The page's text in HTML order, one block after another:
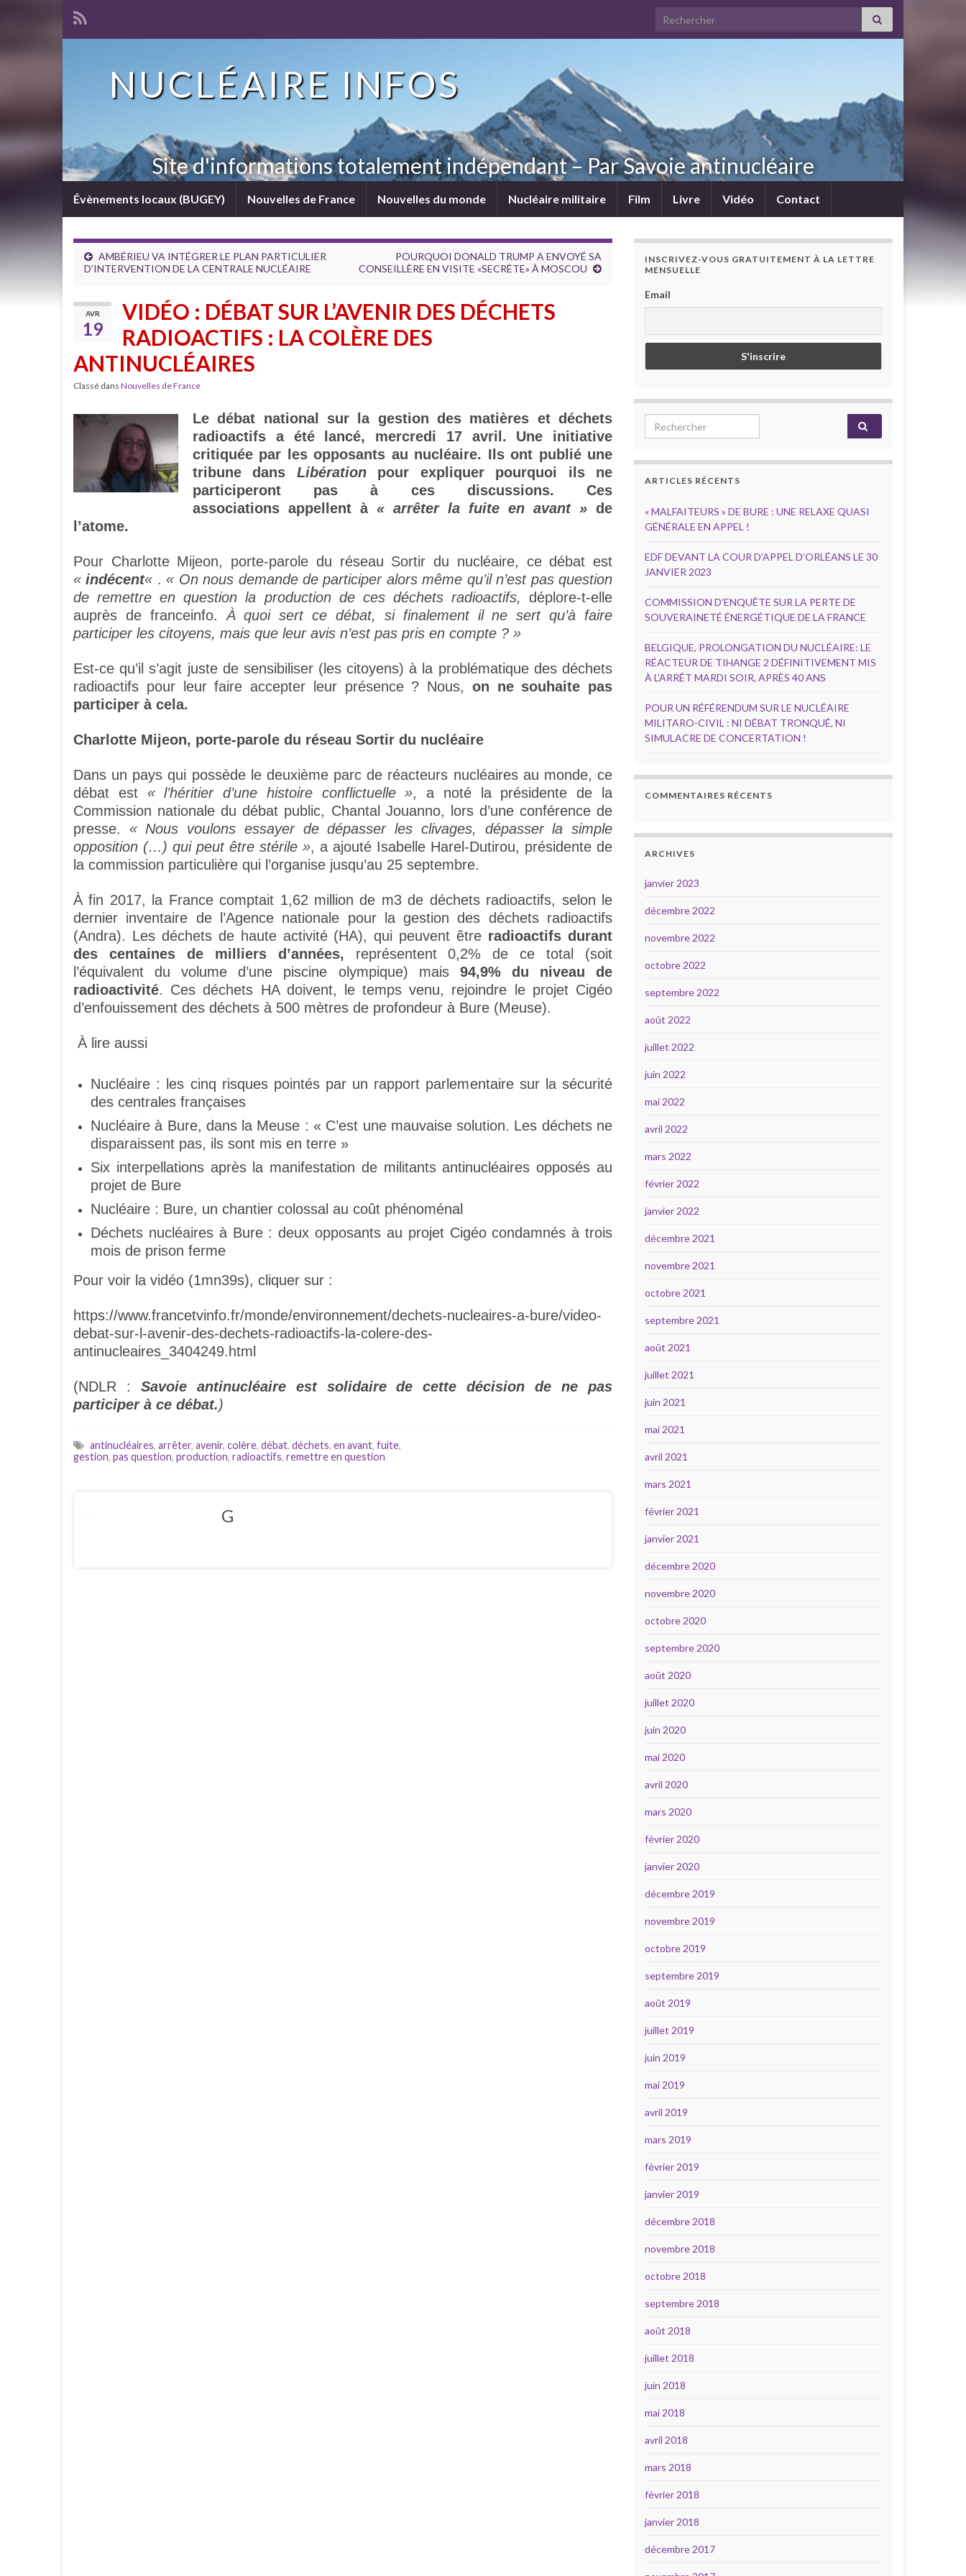
Search for:
NUCLÉAIRE INFOS
Site d'informations totalement indépendant – Par Savoie antinucléaire
Évènements locaux (BUGEY) Nouvelles de France Nouvelles du monde Nucléaire militaire Film Livre Vidéo Contact
AMBÉRIEU VA INTÉGRER LE PLAN PARTICULIER
D’INTERVENTION DE LA CENTRALE NUCLÉAIRE
POURQUOI DONALD TRUMP A ENVOYÉ SA
CONSEILLÈRE EN VISITE «SECRÈTE» À MOSCOU
AVR
19
VIDÉO : DÉBAT SUR L’AVENIR DES DÉCHETS
RADIOACTIFS : LA COLÈRE DES
ANTINUCLÉAIRES
Classé dans Nouvelles de France
Le débat national sur la gestion des matières et déchets
radioactifs a été lancé, mercredi 17 avril. Une initiative
critiquée par les opposants au nucléaire. Ils ont publié une
tribune dans Libérationpour expliquer pourquoi ils ne
participeront pas à ces discussions. Ces
associations appellent à « arrêter la fuite en avant » de
l’atome.
Pour Charlotte Mijeon, porte-parole du réseau Sortir du nucléaire, ce débat est
«indécent« . « On nous demande de participer alors même qu’il n’est pas question
de remettre en question la production de ces déchets radioactifs, déplore-t-elle
auprès de franceinfo. À quoi sert ce débat, si finalement il ne sert qu’à faire
participer les citoyens, mais que leur avis n’est pas pris en compte ? »
Est-ce qu’il s’agit juste de sensibiliser (les citoyens) à la problématique des déchets
radioactifs pour leur faire accepter leur présence ? Nous, on ne souhaite pas
participer à cela.
Charlotte Mijeon, porte-parole du réseau Sortir du nucléaire
Dans un pays qui possède le deuxième parc de réacteurs nucléaires au monde, ce
débat est « l’héritier d’une histoire conflictuelle », a noté la présidente de la
Commission nationale du débat public, Chantal Jouanno, lors d’une conférence de
presse. « Nous voulons essayer de dépasser les clivages, dépasser la simple
opposition (…) qui peut être stérile », a ajouté Isabelle Harel-Dutirou, présidente de
la commission particulière qui l’organise jusqu’au 25 septembre.
À fin 2017, la France comptait 1,62 million de m3 de déchets radioactifs, selon le
dernier inventaire de l’Agence nationale pour la gestion des déchets radioactifs
(Andra). Les déchets de haute activité (HA), qui peuvent être radioactifs durant
des centaines de milliers d’années, représentent 0,2% de ce total (soit
l’équivalent du volume d’une piscine olympique) mais 94,9% du niveau de
radioactivité. Ces déchets HA doivent, le temps venu, rejoindre le projet Cigéo
d’enfouissement des déchets à 500 mètres de profondeur à Bure (Meuse).
À lire aussi
Nucléaire : les cinq risques pointés par un rapport parlementaire sur la sécurité
des centrales françaises
Nucléaire à Bure, dans la Meuse : « C’est une mauvaise solution. Les déchets ne
disparaissent pas, ils sont mis en terre »
Six interpellations après la manifestation de militants antinucléaires opposés au
projet de Bure
Nucléaire : Bure, un chantier colossal au coût phénoménal
Déchets nucléaires à Bure : deux opposants au projet Cigéo condamnés à trois
mois de prison ferme
Pour voir la vidéo (1mn39s), cliquer sur :
https://www.francetvinfo.fr/monde/environnement/dechets-nucleaires-a-bure/video-
debat-sur-l-avenir-des-dechets-radioactifs-la-colere-des-
antinucleaires_3404249.html
(NDLR : Savoie antinucléaire est solidaire de cette décision de ne pas
participer à ce débat.)
antinucléaires, arrêter, avenir, colère, débat, déchets, en avant, fuite,
gestion, pas question, production, radioactifs, remettre en question
G
INSCRIVEZ-VOUS GRATUITEMENT À LA LETTRE
MENSUELLE
Email
Search for:
ARTICLES RÉCENTS
« MALFAITEURS » DE BURE : UNE RELAXE QUASI
GÉNÉRALE EN APPEL !
EDF DEVANT LA COUR D’APPEL D’ORLÉANS LE 30
JANVIER 2023
COMMISSION D’ENQUÊTE SUR LA PERTE DE
SOUVERAINETÉ ÉNERGÉTIQUE DE LA FRANCE
BELGIQUE, PROLONGATION DU NUCLÉAIRE: LE
RÉACTEUR DE TIHANGE 2 DÉFINITIVEMENT MIS
À L’ARRÊT MARDI SOIR, APRÈS 40 ANS
POUR UN RÉFÉRENDUM SUR LE NUCLÉAIRE
MILITARO-CIVIL : NI DÉBAT TRONQUÉ, NI
SIMULACRE DE CONCERTATION !
COMMENTAIRES RÉCENTS
ARCHIVES
janvier 2023
décembre 2022
novembre 2022
octobre 2022
septembre 2022
août 2022
juillet 2022
juin 2022
mai 2022
avril 2022
mars 2022
février 2022
janvier 2022
décembre 2021
novembre 2021
octobre 2021
septembre 2021
août 2021
juillet 2021
juin 2021
mai 2021
avril 2021
mars 2021
février 2021
janvier 2021
décembre 2020
novembre 2020
octobre 2020
septembre 2020
août 2020
juillet 2020
juin 2020
mai 2020
avril 2020
mars 2020
février 2020
janvier 2020
décembre 2019
novembre 2019
octobre 2019
septembre 2019
août 2019
juillet 2019
juin 2019
mai 2019
avril 2019
mars 2019
février 2019
janvier 2019
décembre 2018
novembre 2018
octobre 2018
septembre 2018
août 2018
juillet 2018
juin 2018
mai 2018
avril 2018
mars 2018
février 2018
janvier 2018
décembre 2017